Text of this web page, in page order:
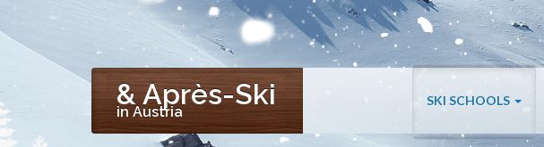
& Après-Ski
in Austria
SKI SCHOOLS